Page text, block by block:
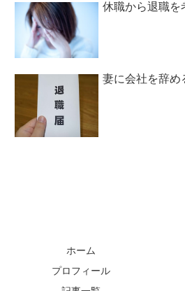
休職から退職を
妻に会社を辞め
ホーム
プロフィール